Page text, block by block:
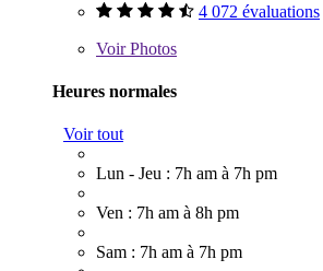
4 072 évaluations
VoirPhotos
Heures normales
Voir tout
Lun - Jeu : 7h am à 7h pm
Ven : 7h am à 8h pm
Sam : 7h am à 7h pm